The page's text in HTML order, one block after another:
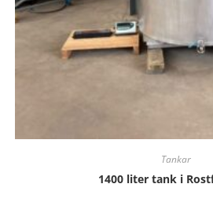
Tankar
1400 liter tank i